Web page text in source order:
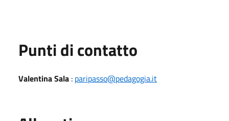
Punti di contatto
Valentina Sala : paripasso@pedagogia.it